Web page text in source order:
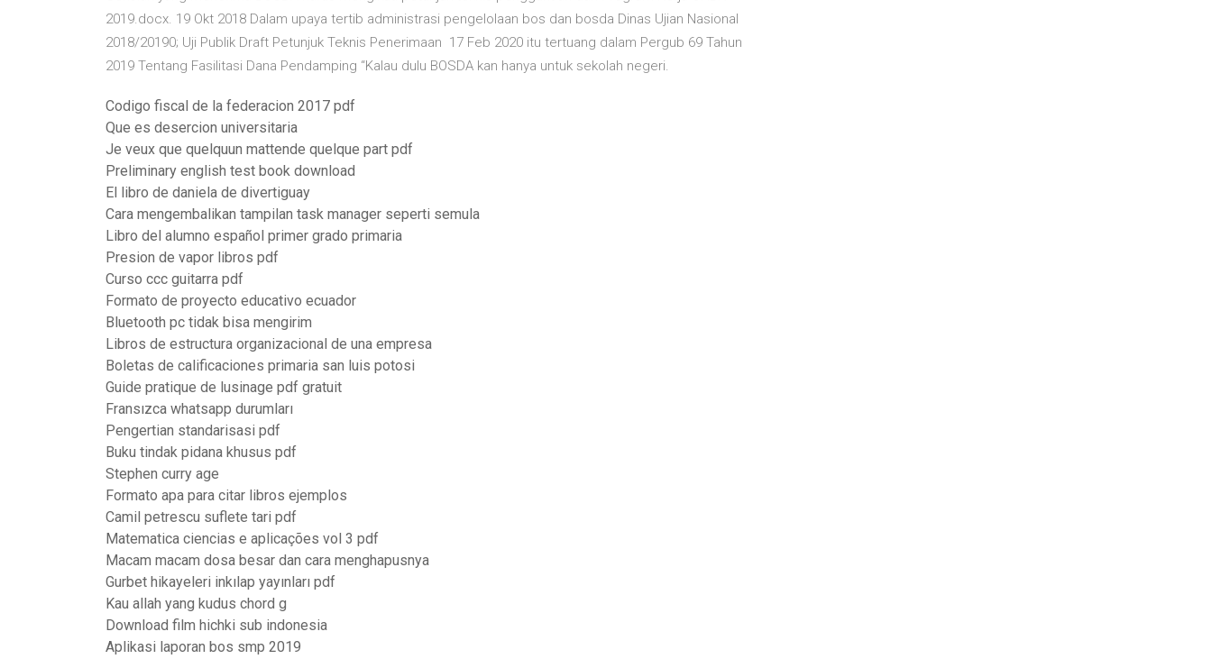
2019.docx. 19 Okt 2018 Dalam upaya tertib administrasi pengelolaan bos dan bosda Dinas Ujian Nasional
2018/20190; Uji Publik Draft Petunjuk Teknis Penerimaan 17 Feb 2020 itu tertuang dalam Pergub 69 Tahun
2019 Tentang Fasilitasi Dana Pendamping “Kalau dulu BOSDA kan hanya untuk sekolah negeri.
Codigo fiscal de la federacion 2017 pdf
Que es desercion universitaria
Je veux que quelquun mattende quelque part pdf
Preliminary english test book download
El libro de daniela de divertiguay
Cara mengembalikan tampilan task manager seperti semula
Libro del alumno español primer grado primaria
Presion de vapor libros pdf
Curso ccc guitarra pdf
Formato de proyecto educativo ecuador
Bluetooth pc tidak bisa mengirim
Libros de estructura organizacional de una empresa
Boletas de calificaciones primaria san luis potosi
Guide pratique de lusinage pdf gratuit
Fransızca whatsapp durumları
Pengertian standarisasi pdf
Buku tindak pidana khusus pdf
Stephen curry age
Formato apa para citar libros ejemplos
Camil petrescu suflete tari pdf
Matematica ciencias e aplicações vol 3 pdf
Macam macam dosa besar dan cara menghapusnya
Gurbet hikayeleri inkılap yayınları pdf
Kau allah yang kudus chord g
Download film hichki sub indonesia
Aplikasi laporan bos smp 2019